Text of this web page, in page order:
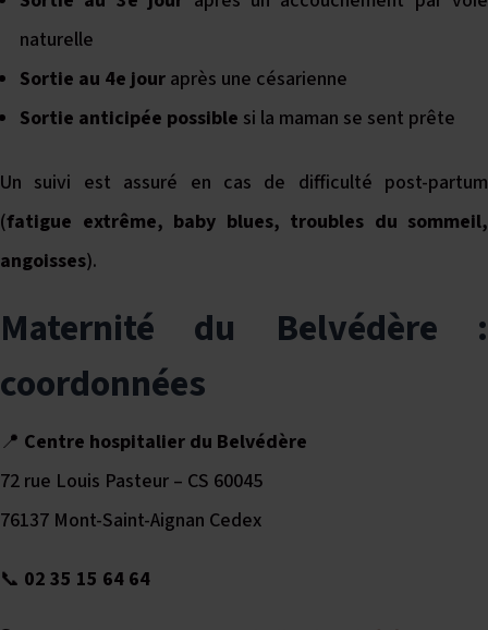
naturelle
Sortie au 4e jour après une césarienne
Sortie anticipée possible si la maman se sent prête
Un suivi est assuré en cas de difficulté post-partum
(fatigue extrême, baby blues, troubles du sommeil,
angoisses).
Maternité du Belvédère :
coordonnées
📍 Centre hospitalier du Belvédère
72 rue Louis Pasteur – CS 60045
76137 Mont-Saint-Aignan Cedex
📞 02 35 15 64 64